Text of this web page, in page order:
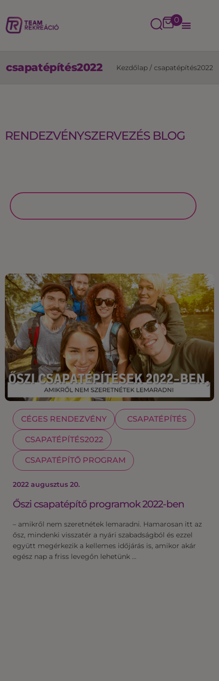
0
csapatépítés2022 Kezdőlap / csapatépítés2022
RENDEZVÉNYSZERVEZÉS BLOG
CÉGES RENDEZVÉNY CSAPATÉPÍTÉS
CSAPATÉPÍTÉS2022
CSAPATÉPÍTŐ PROGRAM
2022 augusztus 20.
Őszi csapatépítő programok 2022-ben
– amikről nem szeretnétek lemaradni. Hamarosan itt az
ősz, mindenki visszatér a nyári szabadságból és ezzel
együtt megérkezik a kellemes időjárás is, amikor akár
egész nap a friss levegőn lehetünk …